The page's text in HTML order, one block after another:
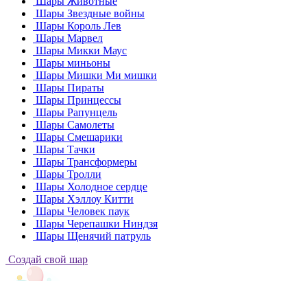
Шары Звездные войны
Шары Король Лев
Шары Марвел
Шары Микки Маус
Шары миньоны
Шары Мишки Ми мишки
Шары Пираты
Шары Принцессы
Шары Рапунцель
Шары Самолеты
Шары Смешарики
Шары Тачки
Шары Трансформеры
Шары Тролли
Шары Холодное сердце
Шары Хэллоу Китти
Шары Человек паук
Шары Черепашки Ниндзя
Шары Щенячий патруль
Создай свой шар